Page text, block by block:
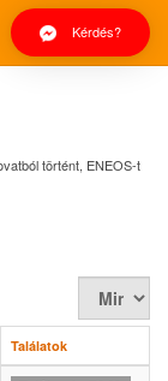
Kérdés?
történt, ENEOS-t
Találatok